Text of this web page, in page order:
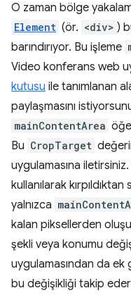
O zaman bölge
Element (ör. <div> )
barındırıyor. Bu işleme
Video konferans web
kutusu ile tanımlanan
paylaşmasını
mainContentArea
Bu CropTarget
uygulamasına
kullanılarak
yalnızca
kalan piksellerden
şekli veya konumu
uygulamasından da ek
bu değişikliği takip